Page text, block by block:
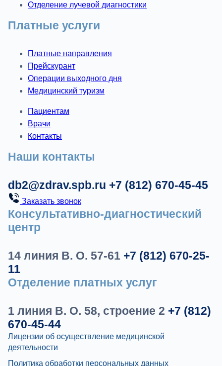
Отделение лучевой диагностики
Платные услуги
Платные направления
Прейскурант
Операции выходного дня
Медицинский туризм
Пациентам
Врачи
Контакты
Наши контакты
db2@zdrav.spb.ru +7 (812) 670-45-45
Заказать звонок
Консультативно-диагностический
центр
14 линия В. О. 57-61 +7 (812) 670-25-
11
Отделение платных услуг
1 линия В. О. 58, строение 2 +7 (812)
670-45-44
Лицензии об осуществление медицинской
деятельности
Политика обработки персональных данных